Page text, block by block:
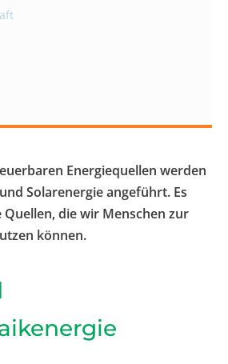
Energiequellen werden
Solarenergie angeführt. Es
die wir Menschen zur
können.